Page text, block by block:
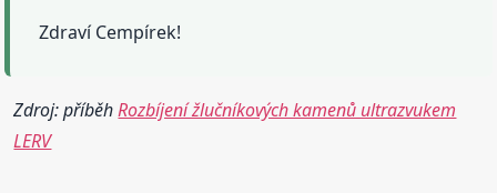
Zdraví Cempírek!
Zdroj: příběhRozbíjení žlučníkových kamenů ultrazvukem
LERV